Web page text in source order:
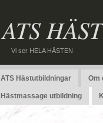
ATS
Vi ser HELA HÄSTEN
ATS Hästutbildningar Om
Hästmassage utbildning